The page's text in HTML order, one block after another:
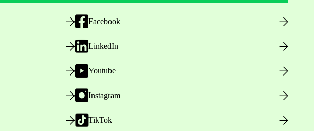
Facebook
LinkedIn
Youtube
Instagram
TikTok